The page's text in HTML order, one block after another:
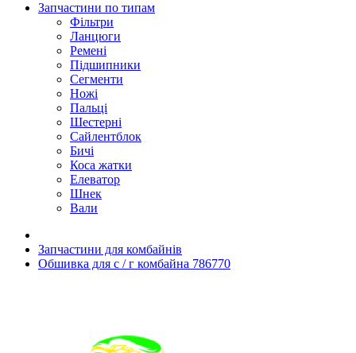
Запчастини по типам
Фільтри
Ланцюги
Ремені
Підшипники
Сегменти
Ножі
Пальці
Шестерні
Сайлентблок
Бичі
Коса жатки
Елеватор
Шнек
Вали
Запчастини для комбайнів
Обшивка для с / г комбайна 786770